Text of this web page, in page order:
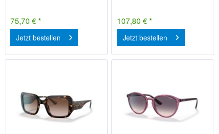
75,70 € *
Jetzt bestellen
107,80 € *
Jetzt bestellen